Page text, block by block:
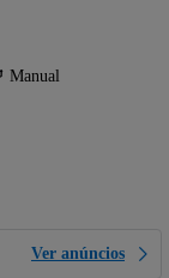
Manual
Ver anúncios